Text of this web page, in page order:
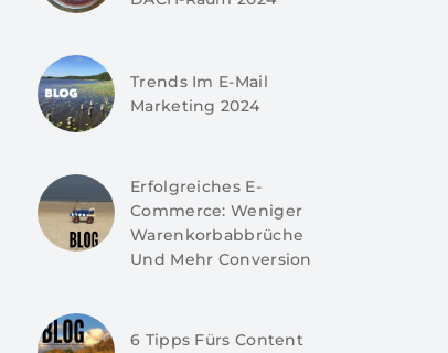
Trends Im E-Mail
Marketing 2024
Erfolgreiches E-
Commerce: Weniger
Warenkorbabbrüche
Und Mehr Conversion
6 Tipps Fürs Content